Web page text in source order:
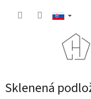
Sklenená